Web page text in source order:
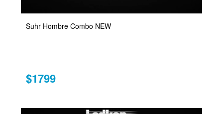
Suhr Hombre Combo NEW
$1799